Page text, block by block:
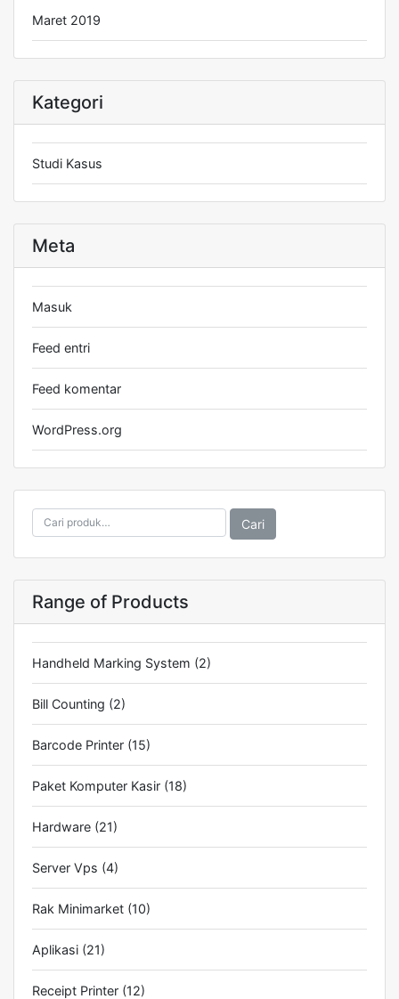
Maret 2019
Kategori
Studi Kasus
Meta
Masuk
Feed entri
Feed komentar
WordPress.org
Pencarian
untuk:
Cari
Range of Products
Handheld Marking System (2)
Bill Counting (2)
Barcode Printer (15)
Paket Komputer Kasir (18)
Hardware (21)
Server Vps (4)
Rak Minimarket (10)
Aplikasi (21)
Receipt Printer (12)